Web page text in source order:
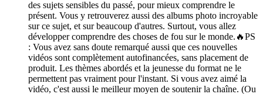
des sujets sensibles du passé, pour mieux comprendre le
présent. Vous y retrouverez aussi des albums photo incroyable
sur ce sujet, et sur beaucoup d'autres. Surtout, vous allez
développer comprendre des choses de fou sur le monde.🔥PS
: Vous avez sans doute remarqué aussi que ces nouvelles
vidéos sont complètement autofinancées, sans placement de
produit. Les thèmes abordés et la jeunesse du format ne le
permettent pas vraiment pour l'instant. Si vous avez aimé la
vidéo, c'est aussi le meilleur moyen de soutenir la chaîne. (Ou